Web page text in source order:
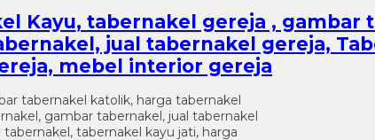
Kayu, tabernakel gereja , gambar
jual tabernakel gereja,
mebel interior gereja